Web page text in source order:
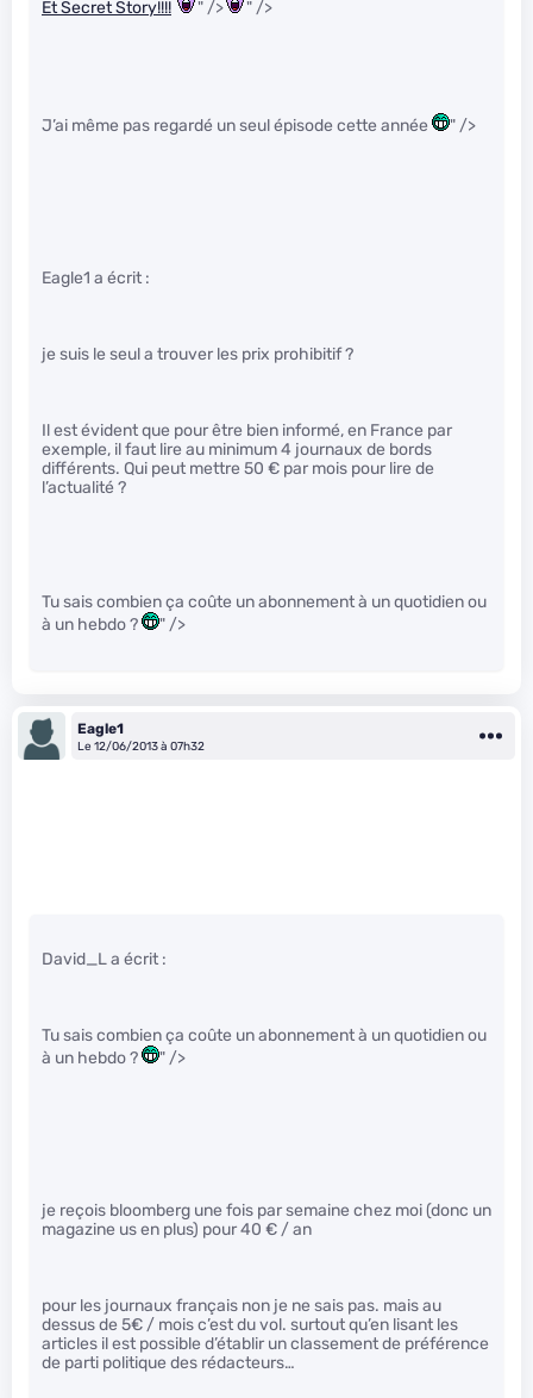
Et Secret Story!!!! " /> " />
J’ai même pas regardé un seul épisode cette année " />
Eagle1 a écrit :
je suis le seul a trouver les prix prohibitif ?
Il est évident que pour être bien informé, en France par
exemple, il faut lire au minimum 4 journaux de bords
différents. Qui peut mettre 50 € par mois pour lire de
l’actualité ?
Tu sais combien ça coûte un abonnement à un quotidien ou
à un hebdo ?
" />
Eagle1
Le 12/06/2013 à 07h32
David_L a écrit :
Tu sais combien ça coûte un abonnement à un quotidien ou
à un hebdo ?
" />
je reçois bloomberg une fois par semaine chez moi (donc un
magazine us en plus) pour 40 € / an
pour les journaux français non je ne sais pas. mais au
dessus de 5€ / mois c’est du vol. surtout qu’en lisant les
articles il est possible d’établir un classement de préférence
de parti politique des rédacteurs…